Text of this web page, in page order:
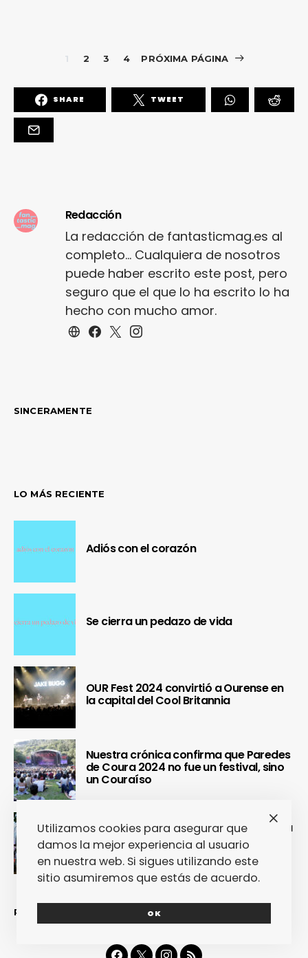
1 2 3 4 PRÓXIMA PÁGINA
SHARE TWEET
Redacción
La redacción de fantasticmag.es al
completo... Cualquiera de nosotros
puede haber escrito este post, pero
seguro que el que lo ha escrito lo ha
hecho con mucho amor.
SINCERAMENTE
LO MÁS RECIENTE
Adiós con el corazón
Se cierra un pedazo de vida
OUR Fest 2024 convirtió a Ourense en
la capital del Cool Britannia
Nuestra crónica confirma que Paredes
de Coura 2024 no fue un festival, sino
un Couraíso
Nuestra crónica del Sinsal 2024 prueba
que fue la edición más internacional y
sostenible del festival
REDES SOCIALES
Utilizamos cookies para asegurar que
damos la mejor experiencia al usuario
en nuestra web. Si sigues utilizando este
sitio asumiremos que estás de acuerdo.
OK